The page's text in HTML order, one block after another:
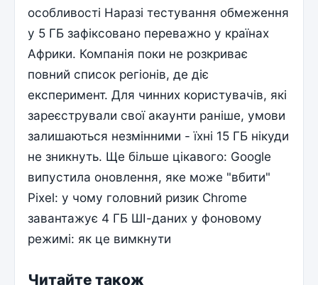
особливості Наразі тестування обмеження
у 5 ГБ зафіксовано переважно у країнах
Африки. Компанія поки не розкриває
повний список регіонів, де діє
експеримент. Для чинних користувачів, які
зареєстрували свої акаунти раніше, умови
залишаються незмінними - їхні 15 ГБ нікуди
не зникнуть. Ще більше цікавого: Google
випустила оновлення, яке може "вбити"
Pixel: у чому головний ризик Chrome
завантажує 4 ГБ ШІ-даних у фоновому
режимі: як це вимкнути
Читайте також